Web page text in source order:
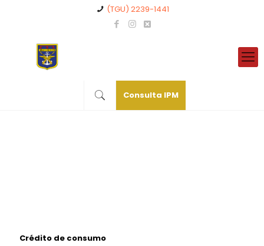
(TGU) 2239-1441
Consulta IPM
Crédito de consumo